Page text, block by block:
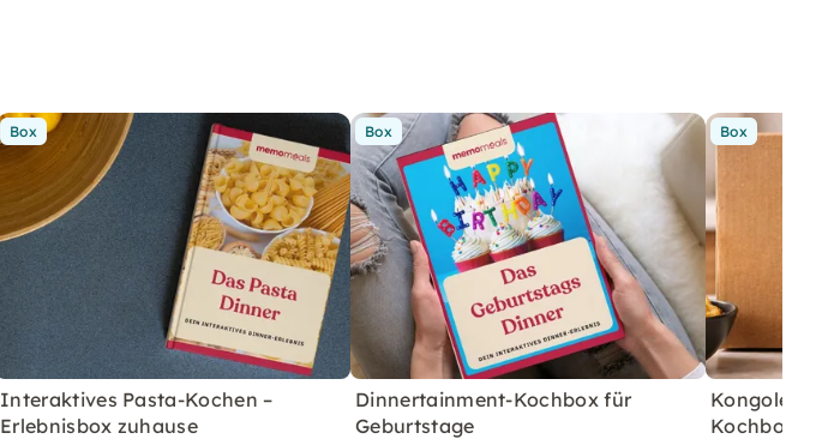
Box
Interaktives Pasta-Kochen –
Erlebnisbox zuhause
Box
Dinnertainment-Kochbox für
Geburtstage
Box
Kochbox für